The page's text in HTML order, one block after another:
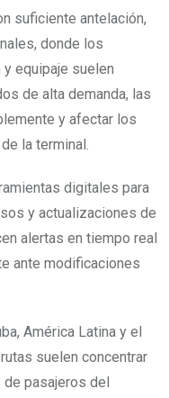
suficiente antelación,
donde los
equipaje suelen
de alta demanda, las
y afectar los
la terminal.
digitales para
y actualizaciones de
alertas en tiempo real
ante modificaciones
América Latina y el
suelen concentrar
pasajeros del